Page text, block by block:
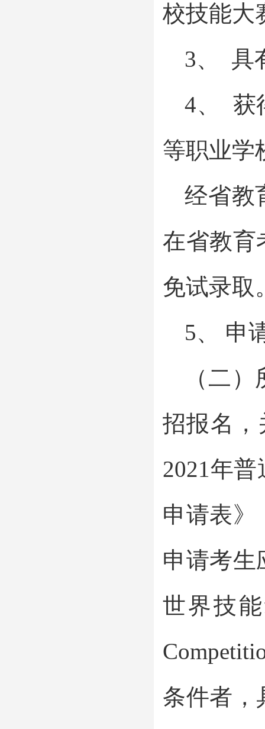
校技能大
3、 具
4、 获
等职业学
经省教
在省教育
免试录取
5、 申
（二
招报名，
2021年
申请表》
申请考生
世界技
条件者，